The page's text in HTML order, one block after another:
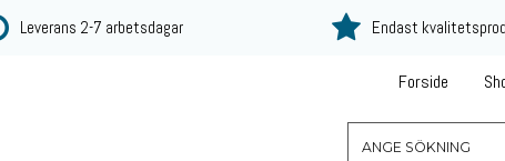
Leverans 2-7 arbetsdagar Endast
Forside